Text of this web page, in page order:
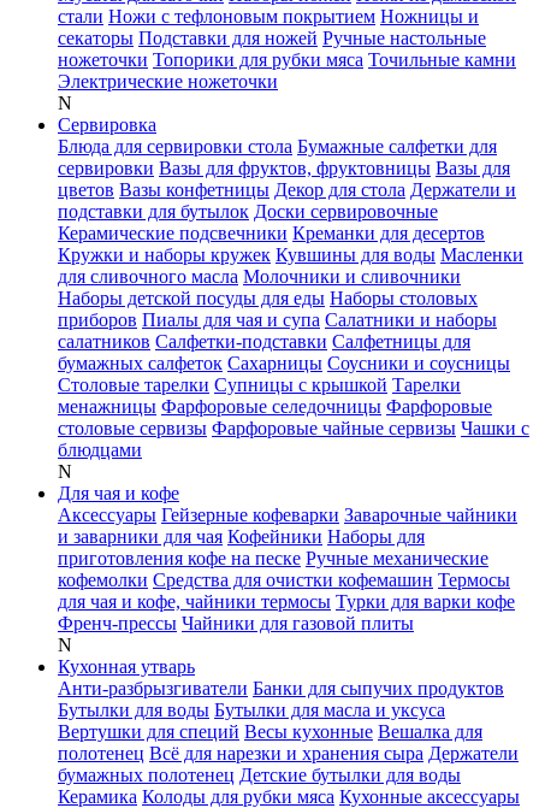
стали Ножи с тефлоновым покрытием Ножницы и
секаторы Подставки для ножей Ручные настольные
ножеточки Топорики для рубки мяса Точильные камни
Электрические ножеточки
N
Сервировка
Блюда для сервировки стола Бумажные салфетки для
сервировки Вазы для фруктов, фруктовницы Вазы для
цветов Вазы конфетницы Декор для стола Держатели и
подставки для бутылок Доски сервировочные
Керамические подсвечники Креманки для десертов
Кружки и наборы кружек Кувшины для воды Масленки
для сливочного масла Молочники и сливочники
Наборы детской посуды для еды Наборы столовых
приборов Пиалы для чая и супа Салатники и наборы
салатников Салфетки-подставки Салфетницы для
бумажных салфеток Сахарницы Соусники и соусницы
Столовые тарелки Супницы с крышкой Тарелки
менажницы Фарфоровые селедочницы Фарфоровые
столовые сервизы Фарфоровые чайные сервизы Чашки с
блюдцами
N
Для чая и кофе
Аксессуары Гейзерные кофеварки Заварочные чайники
и заварники для чая Кофейники Наборы для
приготовления кофе на песке Ручные механические
кофемолки Средства для очистки кофемашин Термосы
для чая и кофе, чайники термосы Турки для варки кофе
Френч-прессы Чайники для газовой плиты
N
Кухонная утварь
Анти-разбрызгиватели Банки для сыпучих продуктов
Бутылки для воды Бутылки для масла и уксуса
Вертушки для специй Весы кухонные Вешалка для
полотенец Всё для нарезки и хранения сыра Держатели
бумажных полотенец Детские бутылки для воды
Керамика Колоды для рубки мяса Кухонные аксессуары